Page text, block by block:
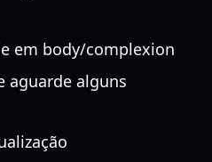
em body/complexion
aguarde alguns